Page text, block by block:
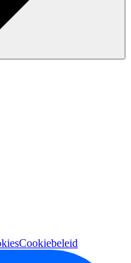
Cookiebeleid